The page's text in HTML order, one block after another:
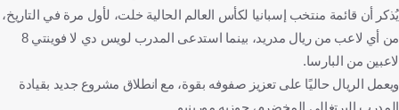
يُذكر أن قائمة منتخب إسبانيا لكأس العالم الحالية خلت، لأول مرة في التاريخ،
من أي لاعب من ريال مدريد، بينما استدعى المدرب لويس دي لا فوينتي 8
لاعبين من البارسا.
ويعمل الريال حاليًا على تعزيز صفوفه بقوة، مع انطلاق مشروع جديد بقيادة
المدرب البرتغالي المخضرم، جوزيه مورينيو.